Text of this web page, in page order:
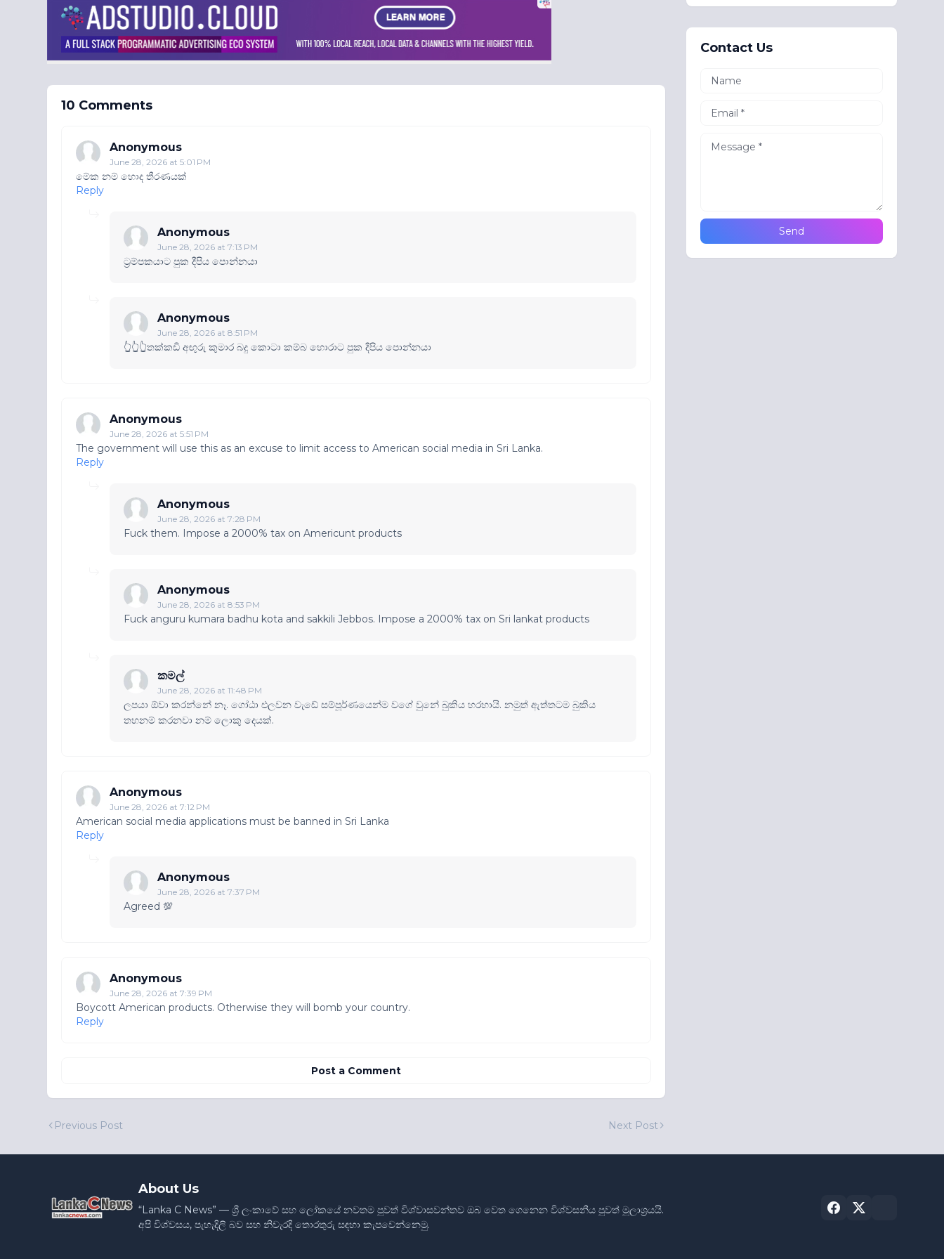
10 Comments
Anonymous
June 28, 2026 at 5:01 PM
මේක නම් හොද තීරණයක්
Reply
Anonymous
June 28, 2026 at 7:13 PM
ට්‍රම්පකයාට පුක දීපිය පොන්නයා
Anonymous
June 28, 2026 at 8:51 PM
👆👆👆තක්කඩි අඟුරු කුමාර බදු කොටා කම්බ හොරාට පුක දීපිය පොන්නයා
Anonymous
June 28, 2026 at 5:51 PM
The government will use this as an excuse to limit access to American social media in Sri Lanka.
Reply
Anonymous
June 28, 2026 at 7:28 PM
Fuck them. Impose a 2000% tax on Americunt products
Anonymous
June 28, 2026 at 8:53 PM
Fuck anguru kumara badhu kota and sakkili Jebbos. Impose a 2000% tax on Sri lankat products
කමල්
June 28, 2026 at 11:48 PM
ලපයා ඕවා කරන්නේ නෑ. ගෝඨා එලවන වැඩේ සම්පූර්ණයෙන්ම වගේ වුනේ බුකිය හරහායි. නමුත් ඇත්තටම බුකිය
තහනම් කරනවා නම් ලොකු දෙයක්.
Anonymous
June 28, 2026 at 7:12 PM
American social media applications must be banned in Sri Lanka
Reply
Anonymous
June 28, 2026 at 7:37 PM
Agreed 💯
Anonymous
June 28, 2026 at 7:39 PM
Boycott American products. Otherwise they will bomb your country.
Reply
Post a Comment
Previous Post Next Post
Contact Us
About Us
“Lanka C News” — ශ්‍රී ලංකාවේ සහ ලෝකයේ නවතම පුවත් විශ්වාසවන්තව ඔබ වෙත ගෙනෙන විශ්වසනීය පුවත් මූලාශ්‍රයයි.
අපි විශ්වසය, පැහැදිලි බව සහ නිවැරදි තොරතුරු සඳහා කැපවෙන්නෙමු.